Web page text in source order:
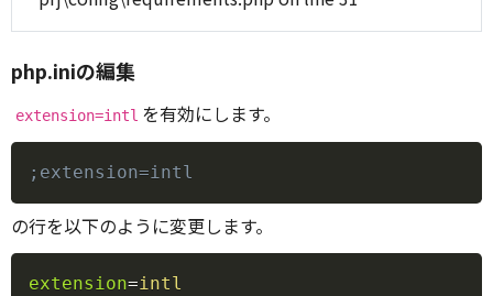
php.iniの編集
extension=intl を有効にします。
;extension=intl
の行を以下のように変更します。
extension=intl